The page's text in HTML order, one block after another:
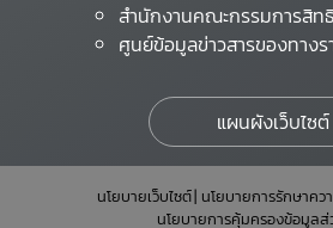
สำนักงานคณะกรรมการสิท
ศูนย์ข้อมูลข่าวสารของทางร
แผนผังเว็บไซต์
นโยบายเว็บไซต์ นโยบายการรักษาค
นโยบายการคุ้มครองข้อมูล